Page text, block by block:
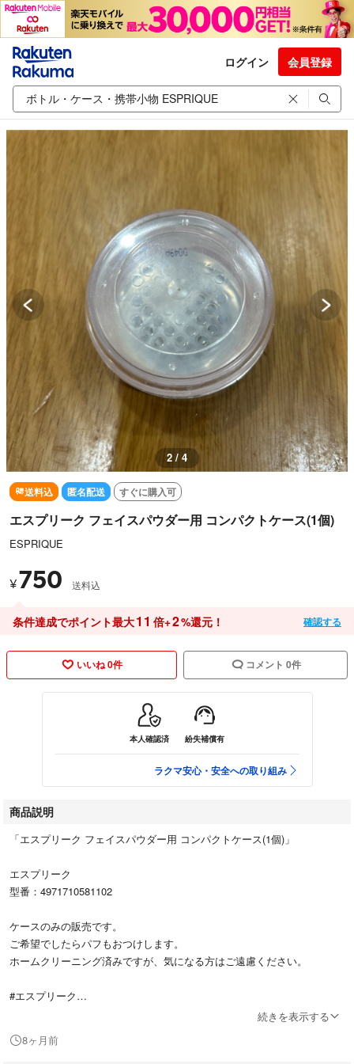
ログイン 会員登録
3 / 4
送料込 匿名配送 すぐに購入可
エスプリーク フェイスパウダー用 コンパクトケース(1個)
ESPRIQUE
¥750 送料込
条件達成でポイント最大11 倍+2%還元！ 確認する
いいね 0件 コメント 0件
本人確認済 紛失補償有
ラクマ安心・安全への取り組み
商品説明
「エスプリーク フェイスパウダー用 コンパクトケース(1個)」
エスプリーク
型番：4971710581102
ケースのみの販売です。
ご希望でしたらパフもおつけします。
ホームクリーニング済みですが、気になる方はご遠慮ください。
#エスプリーク
#メイク道具/ケアグッズ
続きを表示する
8ヶ月前